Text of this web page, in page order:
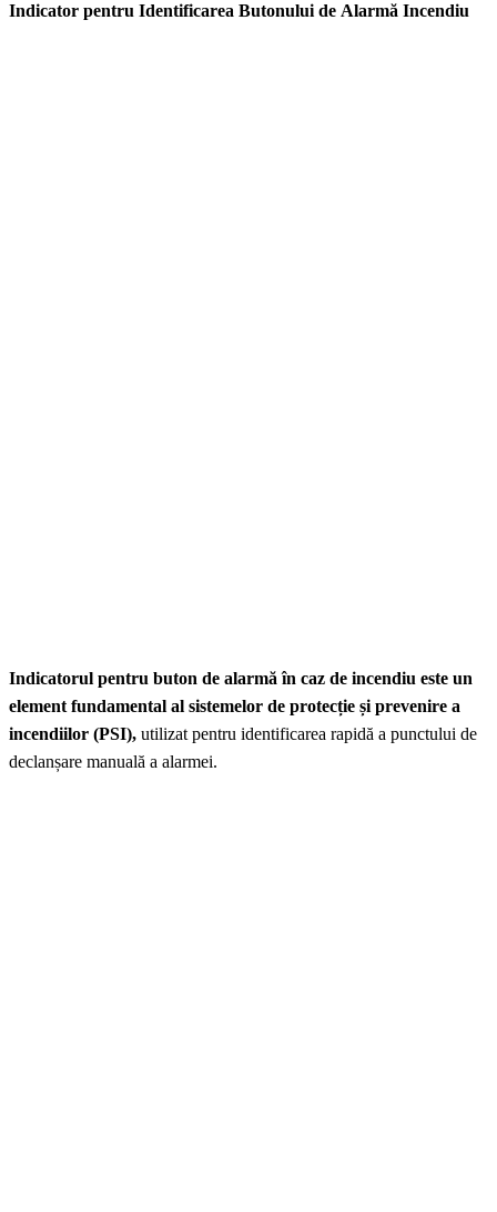
Indicator pentru Identificarea Butonului de Alarmă Incendiu
Indicatorul pentru buton de alarmă în caz de incendiu este un
element fundamental al sistemelor de protecție și prevenire a
incendiilor (PSI), utilizat pentru identificarea rapidă a punctului de
declanșare manuală a alarmei.